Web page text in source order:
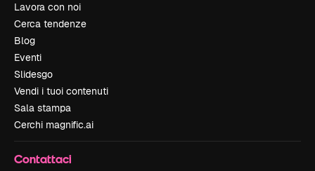
Lavora con noi
Cerca tendenze
Blog
Eventi
Slidesgo
Vendi i tuoi contenuti
Sala stampa
Cerchi magnific.ai
Contattaci